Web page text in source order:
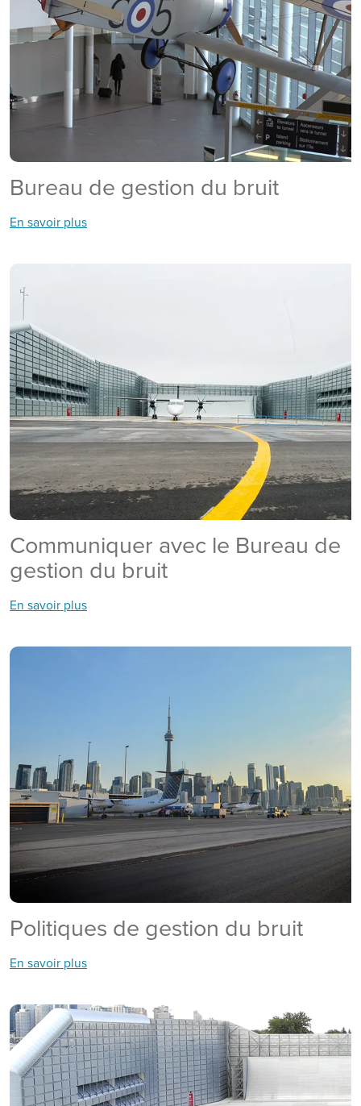
Bureau de gestion du bruit
En savoir plus
Communiquer avec le Bureau de
gestion du bruit
En savoir plus
Politiques de gestion du bruit
En savoir plus